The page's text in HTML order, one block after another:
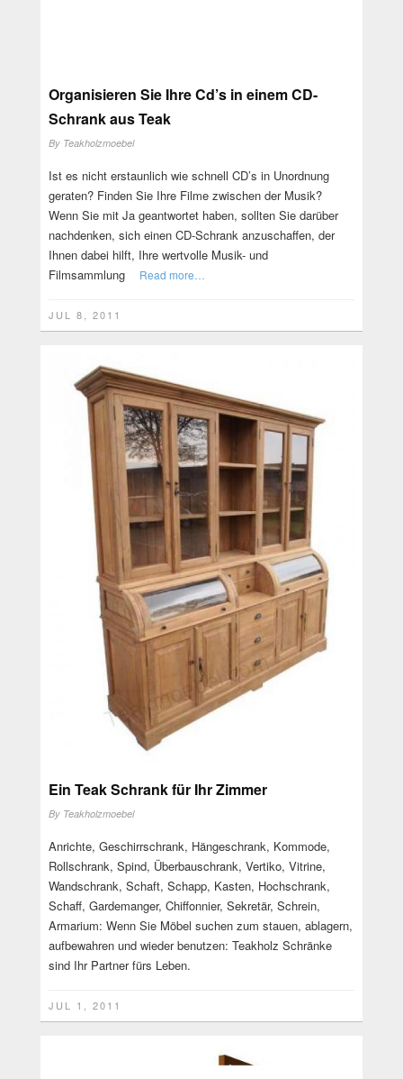
Organisieren Sie Ihre Cd’s in einem CD-
Schrank aus Teak
By Teakholzmoebel
Ist es nicht erstaunlich wie schnell CD’s in Unordnung
geraten? Finden Sie Ihre Filme zwischen der Musik?
Wenn Sie mit Ja geantwortet haben, sollten Sie darüber
nachdenken, sich einen CD-Schrank anzuschaffen, der
Ihnen dabei hilft, Ihre wertvolle Musik- und
Filmsammlung
Read more…
JUL 8, 2011
Ein Teak Schrank für Ihr Zimmer
By Teakholzmoebel
Anrichte, Geschirrschrank, Hängeschrank, Kommode,
Rollschrank, Spind, Überbauschrank, Vertiko, Vitrine,
Wandschrank, Schaft, Schapp, Kasten, Hochschrank,
Schaff, Gardemanger, Chiffonnier, Sekretär, Schrein,
Armarium: Wenn Sie Möbel suchen zum stauen, ablagern,
aufbewahren und wieder benutzen: Teakholz Schränke
sind Ihr Partner fürs Leben.
JUL 1, 2011